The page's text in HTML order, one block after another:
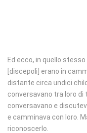
Ed ecco, in quello
[discepoli] erano in
distante circa undici
conversavano tra loro
conversavano e
e camminava con loro.
riconoscerlo.